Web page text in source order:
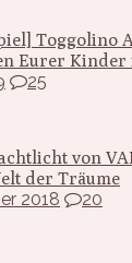
Toggolino
Eurer
25
von
der Träume
2018
20